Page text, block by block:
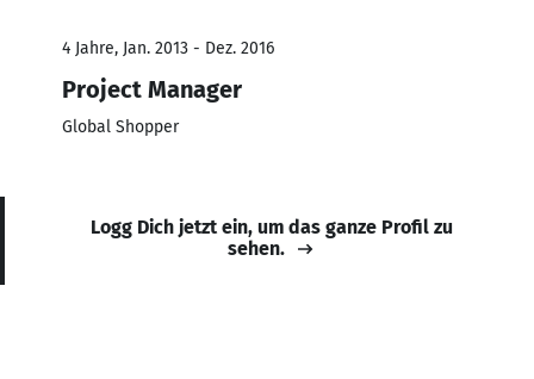
4 Jahre, Jan. 2013 - Dez. 2016
Project Manager
Global Shopper
Logg Dich jetzt ein, um das ganze Profil zu
sehen.